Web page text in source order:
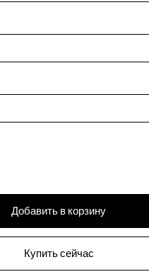
Добавить в корзину
Купить сейчас